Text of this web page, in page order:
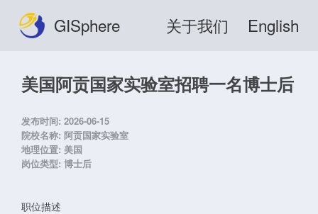
GISphere 关于我们 English
美国阿贡国家实验室招聘一名博士后
发布时间: 2026-06-15
院校名称: 阿贡国家实验室
地理位置: 美国
岗位类型: 博士后
职位描述